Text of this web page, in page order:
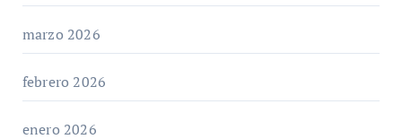
marzo 2026
febrero 2026
enero 2026